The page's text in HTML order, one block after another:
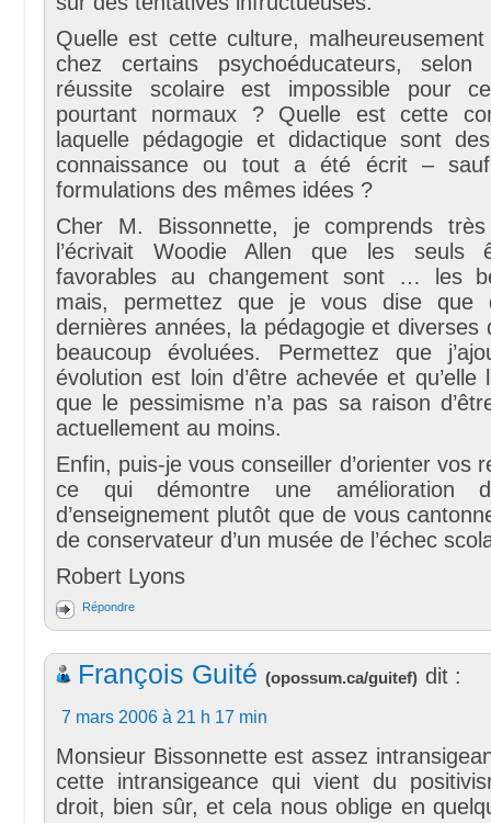
Quelle est cette culture,
chez certains psychoéducateurs, selon
réussite scolaire est impossible pour
pourtant normaux ? Quelle est cette
laquelle pédagogie et didactique sont
connaissance ou tout a été écrit –
formulations des mêmes idées ?
Cher M. Bissonnette, je comprends
l’écrivait Woodie Allen que les seuls
favorables au changement sont … les
mais, permettez que je vous dise que
dernières années, la pédagogie et diverses
beaucoup évoluées. Permettez que
évolution est loin d’être achevée et qu’elle
que le pessimisme n’a pas sa raison
actuellement au moins.
Enfin, puis-je vous conseiller d’orienter vos
ce qui démontre une amélioration
d’enseignement plutôt que de vous
de conservateur d’un musée de l’échec
Robert Lyons
Répondre
François Guité (opossum.ca/guitef) dit :
7 mars 2006 à 21 h 17 min
Monsieur Bissonnette est assez
cette intransigeance qui vient du
droit, bien sûr, et cela nous oblige en